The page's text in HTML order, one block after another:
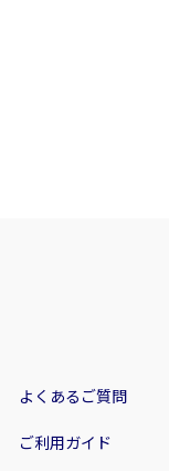
よくあるご質問
ご利用ガイド